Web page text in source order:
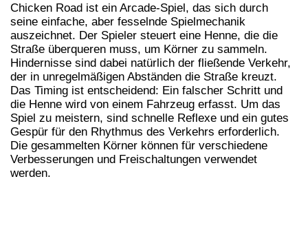
Chicken Road ist ein Arcade-Spiel, das sich durch
seine einfache, aber fesselnde Spielmechanik
auszeichnet. Der Spieler steuert eine Henne, die die
Straße überqueren muss, um Körner zu sammeln.
Hindernisse sind dabei natürlich der fließende Verkehr,
der in unregelmäßigen Abständen die Straße kreuzt.
Das Timing ist entscheidend: Ein falscher Schritt und
die Henne wird von einem Fahrzeug erfasst. Um das
Spiel zu meistern, sind schnelle Reflexe und ein gutes
Gespür für den Rhythmus des Verkehrs erforderlich.
Die gesammelten Körner können für verschiedene
Verbesserungen und Freischaltungen verwendet
werden.